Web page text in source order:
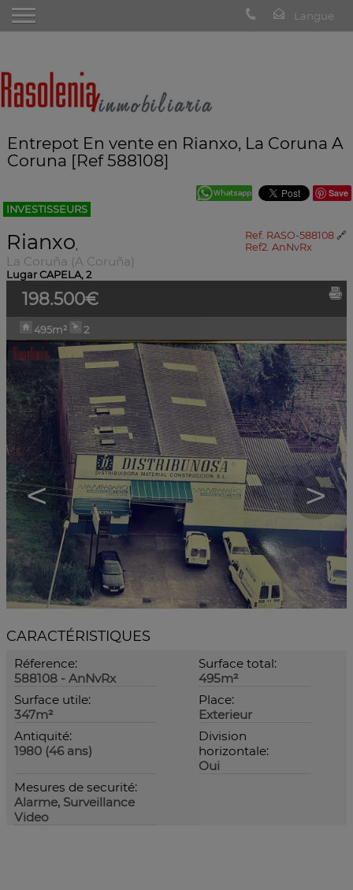
Entrepot En vente en Rianxo, La Coruna A
Coruna [Ref 588108]
Save
INVESTISSEURS
Ref. RASO-588108 🔗
Ref2. AnNvRx
Rianxo,
La Coruña (A Coruña)
Lugar CAPELA, 2
198.500€
495m² 2
< >
CARACTÉRISTIQUES
Réference:
588108 - AnNvRx
Surface total:
495m²
Surface utile:
347m²
Place:
Exterieur
Antiquité:
1980 (46 ans)
Division
horizontale:
Oui
Mesures de securité:
Alarme, Surveillance
Video